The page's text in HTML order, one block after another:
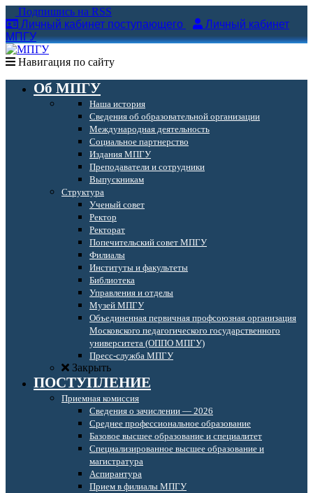
Подпишись на RSS
Личный кабинет поступающего
Личный кабинет
МПГУ
Навигация по сайту
Об МПГУ
Наша история
Сведения об образовательной организации
Международная деятельность
Социальное партнерство
Издания МПГУ
Преподаватели и сотрудники
Выпускникам
Структура
Ученый совет
Ректор
Ректорат
Попечительский совет МПГУ
Филиалы
Институты и факультеты
Библиотека
Управления и отделы
Музей МПГУ
Объединенная первичная профсоюзная организация
Московского педагогического государственного
университета (ОППО МПГУ)
Пресс-служба МПГУ
Закрыть
ПОСТУПЛЕНИЕ
Приемная комиссия
Сведения о зачислении — 2026
Среднее профессиональное образование
Базовое высшее образование и специалитет
Специализированное высшее образование и
магистратура
Аспирантура
Прием в филиалы МПГУ